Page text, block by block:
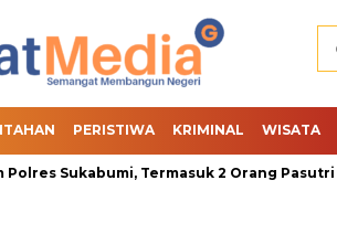
PERISTIWA KRIMINAL WISATA
Sukabumi, Termasuk 2 Orang Pasutri